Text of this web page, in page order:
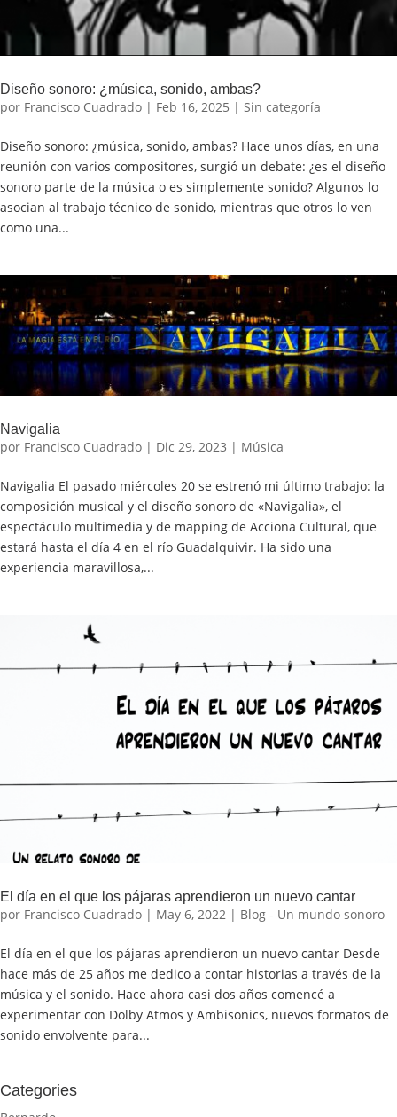
Diseño sonoro: ¿música, sonido, ambas?
por Francisco Cuadrado | Feb 16, 2025 | Sin categoría
Diseño sonoro: ¿música, sonido, ambas? Hace unos días, en una
reunión con varios compositores, surgió un debate: ¿es el diseño
sonoro parte de la música o es simplemente sonido? Algunos lo
asocian al trabajo técnico de sonido, mientras que otros lo ven
como una...
Navigalia
por Francisco Cuadrado | Dic 29, 2023 | Música
Navigalia El pasado miércoles 20 se estrenó mi último trabajo: la
composición musical y el diseño sonoro de «Navigalia», el
espectáculo multimedia y de mapping de Acciona Cultural, que
estará hasta el día 4 en el río Guadalquivir. Ha sido una
experiencia maravillosa,...
El día en el que los pájaras aprendieron un nuevo cantar
por Francisco Cuadrado | May 6, 2022 | Blog - Un mundo sonoro
El día en el que los pájaras aprendieron un nuevo cantar Desde
hace más de 25 años me dedico a contar historias a través de la
música y el sonido. Hace ahora casi dos años comencé a
experimentar con Dolby Atmos y Ambisonics, nuevos formatos de
sonido envolvente para...
Categories